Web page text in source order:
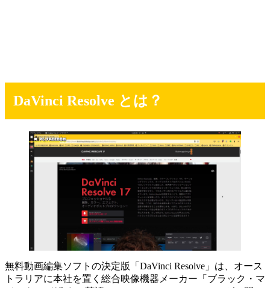
DaVinci Resolve とは？
無料動画編集ソフトの決定版「DaVinci Resolve」は、オース
トラリアに本社を置く総合映像機器メーカー「ブラック・マ